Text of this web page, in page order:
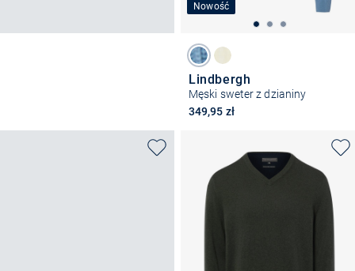
Nowość
Lindbergh
Męski sweter z dzianiny
349,95 zł